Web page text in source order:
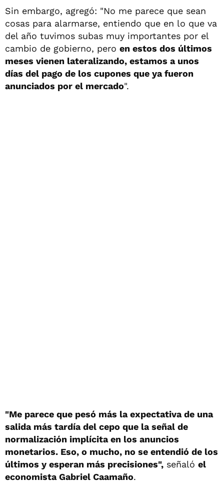
Sin embargo, agregó: "No me parece que sean
cosas para alarmarse, entiendo que en lo que va
del año tuvimos subas muy importantes por el
cambio de gobierno, pero en estos dos últimos
meses vienen lateralizando, estamos a unos
días del pago de los cupones que ya fueron
anunciados por el mercado".
"Me parece que pesó más la expectativa de una
salida más tardía del cepo que la señal de
normalización implícita en los anuncios
monetarios. Eso, o mucho, no se entendió de los
últimos y esperan más precisiones", señaló el
economista Gabriel Caamaño.